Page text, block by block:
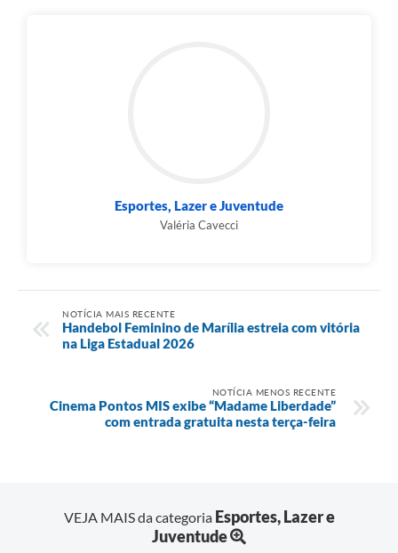
Esportes, Lazer e Juventude
Valéria Cavecci
NOTÍCIA MAIS RECENTE
Handebol Feminino de Marília estreia com vitória
na Liga Estadual 2026
NOTÍCIA MENOS RECENTE
Cinema Pontos MIS exibe “Madame Liberdade”
com entrada gratuita nesta terça-feira
VEJA MAIS da categoria Esportes, Lazer e
Juventude